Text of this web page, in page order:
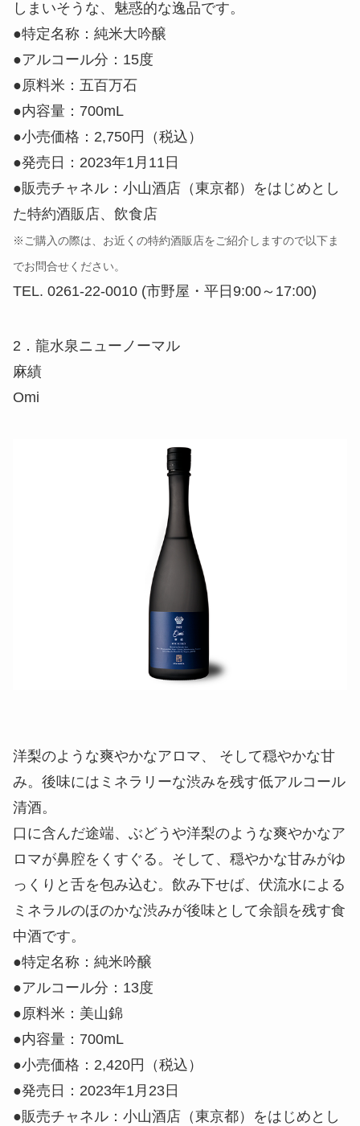
しまいそうな、魅惑的な逸品です。
●特定名称：純米大吟醸
●アルコール分：15度
●原料米：五百万石
●内容量：700mL
●小売価格：2,750円（税込）
●発売日：2023年1月11日
●販売チャネル：小山酒店（東京都）をはじめとし
た特約酒販店、飲食店
※ご購入の際は、お近くの特約酒販店をご紹介しますので以下ま
でお問合せください。
TEL. 0261-22-0010 (市野屋・平日9:00～17:00)
2．龍水泉ニューノーマル
麻績
Omi
洋梨のような爽やかなアロマ、 そして穏やかな甘
み。後味にはミネラリーな渋みを残す低アルコール
清酒。
口に含んだ途端、ぶどうや洋梨のような爽やかなア
ロマが鼻腔をくすぐる。そして、穏やかな甘みがゆ
っくりと舌を包み込む。飲み下せば、伏流水による
ミネラルのほのかな渋みが後味として余韻を残す食
中酒です。
●特定名称：純米吟醸
●アルコール分：13度
●原料米：美山錦
●内容量：700mL
●小売価格：2,420円（税込）
●発売日：2023年1月23日
●販売チャネル：小山酒店（東京都）をはじめとし